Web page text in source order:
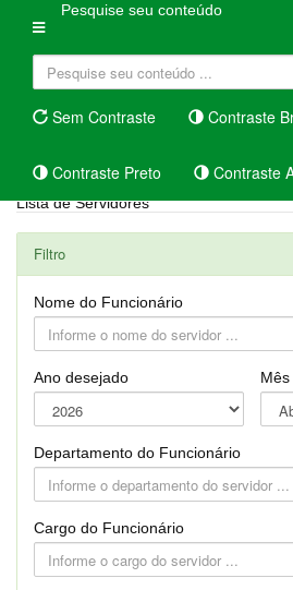
Pesquise seu conteúdo
Sem Contraste Contraste
Contraste Preto Contraste
Lista de Servidores
Filtro
Nome do Funcionário
Ano desejado
Departamento do Funcionário
Cargo do Funcionário